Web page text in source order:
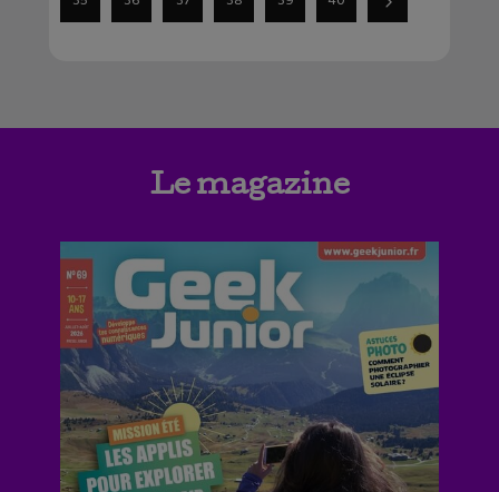
Le magazine